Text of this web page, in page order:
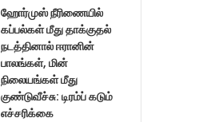
ஹோர்முஸ் நீரிணையில்
கப்பல்கள் மீது தாக்குதல்
நடத்தினால் ஈரானின்
பாலங்கள், மின்
நிலையங்கள் மீது
குண்டுவீச்சு: டிரம்ப் கடும்
எச்சரிக்கை